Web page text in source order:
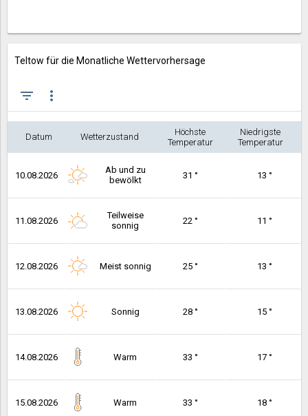
Teltow für die Monatliche Wettervorhersage
filter_list more_vert
Datum Wetterzustand
Höchste
Temperatur
Niedrigste
Temperatur
10.08.2026
Ab und zu
bewölkt
31 ° 13 °
11.08.2026
Teilweise
sonnig
22 ° 11 °
12.08.2026 Meist sonnig 25 ° 13 °
13.08.2026 Sonnig 28 ° 15 °
14.08.2026 Warm 33 ° 17 °
15.08.2026 Warm 33 ° 18 °